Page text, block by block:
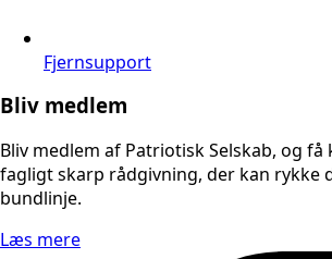
Fjernsupport
Bliv medlem
Bliv medlem af Patriotisk Selskab, og få
fagligt skarp rådgivning, der kan rykke
bundlinje.
Læs mere